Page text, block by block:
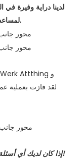
لمساعدتك في التقاط اتجاهات السوق.
إذا كان لديك أي أسئلة أو احتياجات ، يرجى الاتصال بي في أي وقت!